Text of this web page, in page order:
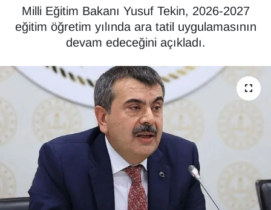
Milli Eğitim Bakanı Yusuf Tekin, 2026-2027
eğitim öğretim yılında ara tatil uygulamasının
devam edeceğini açıkladı.
ÇEVRE
Deprem
Dernekler, Odalar
Diğer
DÜNYA
EĞİTİM
EKONOMİ
Tüm Manşetler
Son Dakika Haberleri
Haber Arşivi